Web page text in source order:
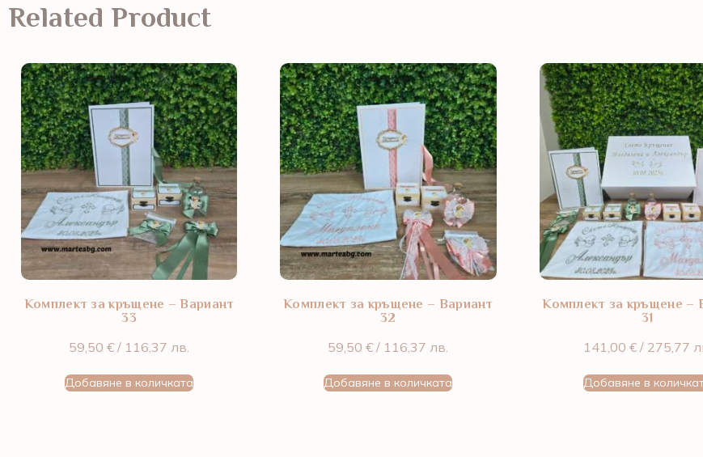
Related Product
Комплект за кръщене – Вариант
33
59,50€ / 116,37 лв.
Добавяне в количката
Комплект за кръщене – Вариант
32
59,50€ / 116,37 лв.
Добавяне в количката
Комплект за кръщене –
31
141,00 €/ 275,77
Добавяне в